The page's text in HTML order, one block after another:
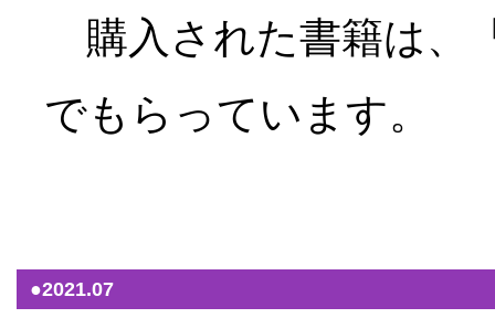
購入された書籍は、
でもらっています。
●2021.07